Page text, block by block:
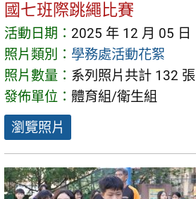
國七班際跳繩比賽
活動日期： 2025 年 12 月 05 日
照片類別： 學務處活動花絮
照片數量： 系列照片共計 132 張
發佈單位： 體育組/衛生組
瀏覽照片